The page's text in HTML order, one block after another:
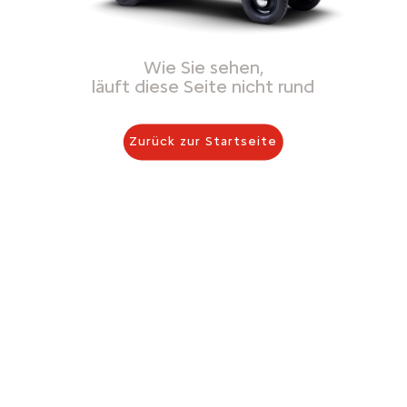
Wie Sie sehen,
läuft diese Seite nicht rund
Zurück zur Startseite